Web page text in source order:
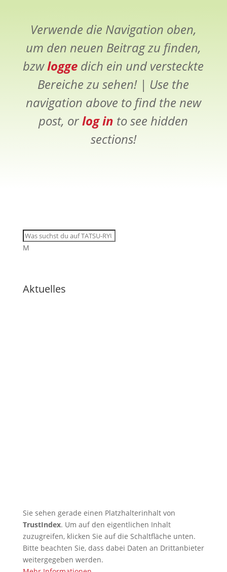
Verwende die Navigation oben,
um den neuen Beitrag zu finden,
bzwlogge dich ein und versteckte
Bereiche zu sehen! | Use the
navigation above to find the new
post, orlog in to see hidden
sections!
M
Aktuelles
Sie sehen gerade einen Platzhalterinhalt von
TrustIndex. Um auf den eigentlichen Inhalt
zuzugreifen, klicken Sie auf die Schaltfläche unten.
Bitte beachten Sie, dass dabei Daten an Drittanbieter
weitergegeben werden.